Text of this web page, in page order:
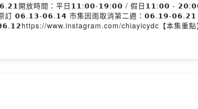
開放時間：平日𝟭𝟭:𝟬𝟬-𝟭𝟵:𝟬𝟬 / 假日𝟭𝟭:𝟬𝟬 - 𝟮𝟬:𝟬𝟬​
原訂 𝟬𝟲.𝟭𝟯-𝟬𝟲.𝟭𝟰 市集因雨取消第二週：𝟬𝟲.𝟭𝟵-
www.instagram.com/chiayicydc【本集重點
歡迎留言或私訊社群告訴我你對這一集的想法